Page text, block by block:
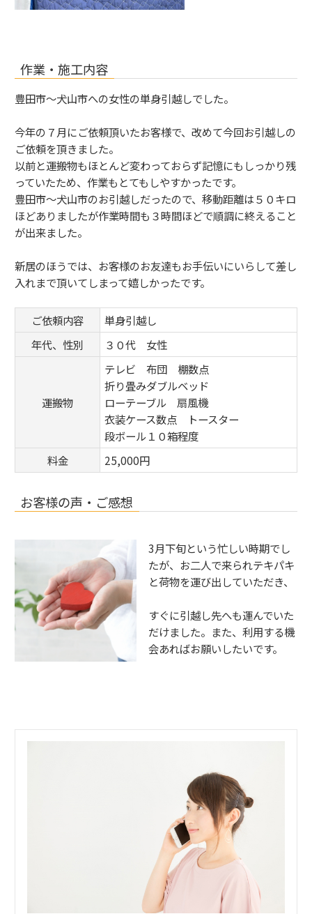
作業・施工内容
豊田市～犬山市への女性の単身引越しでした。
今年の７月にご依頼頂いたお客様で、改めて今回お引越しの
ご依頼を頂きました。
以前と運搬物もほとんど変わっておらず記憶にもしっかり残
っていたため、作業もとてもしやすかったです。
豊田市～犬山市のお引越しだったので、移動距離は５０キロ
ほどありましたが作業時間も３時間ほどで順調に終えること
が出来ました。
新居のほうでは、お客様のお友達もお手伝いにいらして差し
入れまで頂いてしまって嬉しかったです。
ご依頼内容
単身引越し
年代、性別
３０代 女性
運搬物
テレビ 布団 棚数点
折り畳みダブルベッド
ローテーブル 扇風機
衣装ケース数点 トースター
段ボール１０箱程度
料金
25,000円
お客様の声・ご感想
3月下旬という忙しい時期でし
たが、 お二人で来られテキパキ
と荷物を運び出していただき、
すぐに引越し先へも運んでいた
だけました。また、 利用する機
会あればお願いしたいです。